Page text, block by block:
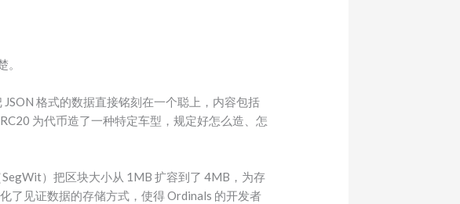
格式的数据直接铭刻在一个聪上，内容包括
为代币造了一种特定车型，规定好怎么造、怎
）把区块大小从 1MB 扩容到了 4MB，为存
了见证数据的存储方式，使得 Ordinals 的开发者